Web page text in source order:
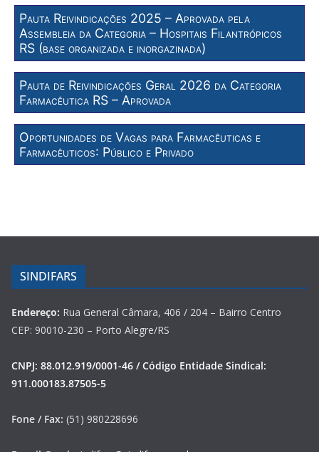
Pauta Reivindicações 2025 – Aprovada pela
Assembleia da Categoria – Hospitais Filantrópicos
RS (base organizada e inorgazinada)
Pauta de Reivindicações Geral 2026 da Categoria
Farmacêutica RS – Aprovada
Oportunidades de Vagas para Farmacêuticas e
Farmacêuticos: Público e Privado
SINDIFARS
Endereço: Rua General Câmara, 406 / 204 – Bairro Centro
CEP: 90010-230 – Porto Alegre/RS
CNPJ: 88.012.919/0001-46 / Código Entidade Sindical:
911.000183.87505-5
Fone / Fax: (51) 980228696